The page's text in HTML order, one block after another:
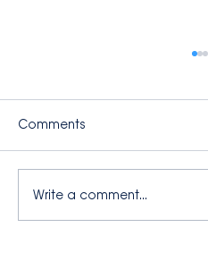
Comments
Write a comment...